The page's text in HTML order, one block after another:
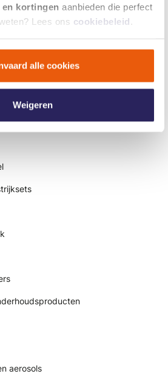
kortingen aanbieden die perfect
Lees ons cookiebeleid .
alle cookies
Weigeren
aerosols